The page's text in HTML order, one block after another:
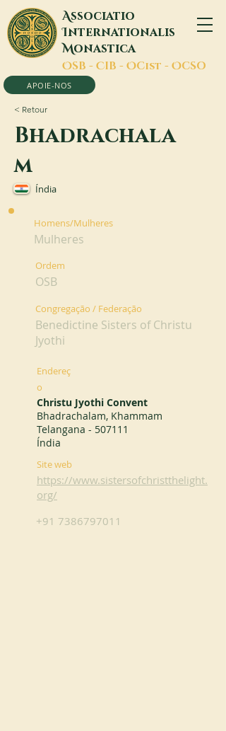
Associatio
Internationalis
Monastica
OSB - CIB - OCist - OCSO
APOIE-NOS
< Retour
Bhadrachala
m
Índia
Homens/Mulheres
Mulheres
Ordem
OSB
Congregação / Federação
Benedictine Sisters of Christu
Jyothi
Endereç
o
Christu Jyothi Convent
Bhadrachalam, Khammam
Telangana - 507111
Índia
Site web
https://www.sistersofchristthelight.
org/
+91 7386797011